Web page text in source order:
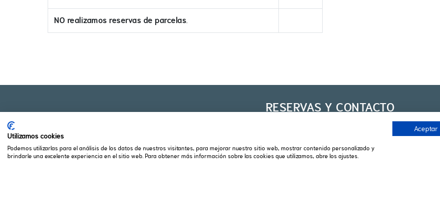
NO realizamos reservas de parcelas.
RESERVAS Y CONTACTO
974 480 302
correo@campingvalledetena.es
Utilizamos cookies
Podemos utilizarlas para el análisis de los datos de nuestros visitantes, para mejorar nuestro sitio web, mostrar contenido personalizado y
brindarle una excelente experiencia en el sitio web. Para obtener más información sobre las cookies que utilizamos, abre los ajustes.